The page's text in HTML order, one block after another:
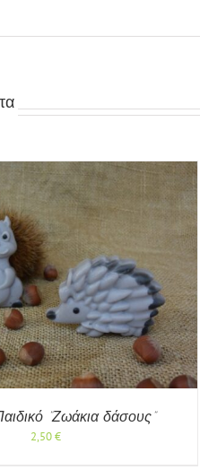
“Ζωάκια δάσους”
2,50€
ΣΤΟ ΚΑΛΆΘΙ /
ΓΡΉΓΟΡΗ
ΠΡΟΒΟΛΉ